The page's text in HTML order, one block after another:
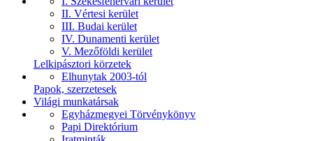
II. Vértesi kerület
III. Budai kerület
IV. Dunamenti kerület
V. Mezőföldi kerület
Lelkipásztori körzetek
Elhunytak 2003-tól
Papok, szerzetesek
Világi munkatársak
Egyházmegyei Törvénykönyv
Papi Direktórium